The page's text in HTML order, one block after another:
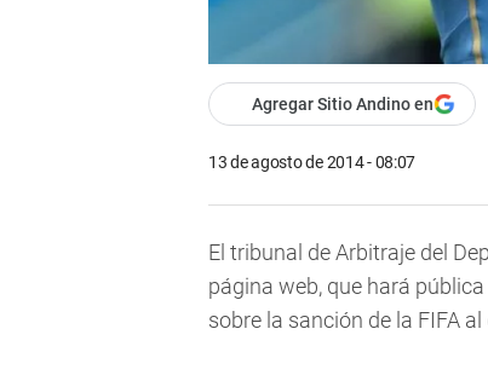
Agregar Sitio Andino en
13 de agosto de 2014 - 08:07
El tribunal de Arbitraje del
página web, que hará
sobre la sanción de la FIFA